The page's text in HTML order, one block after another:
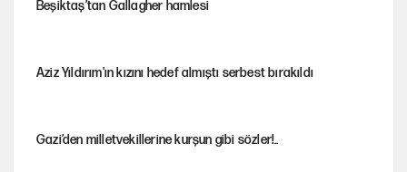
Beşiktaş’tan Gallagher hamlesi
Aziz Yıldırım'ın kızını hedef almıştı serbest bırakıldı
Gazi’den milletvekillerine kurşun gibi sözler!..